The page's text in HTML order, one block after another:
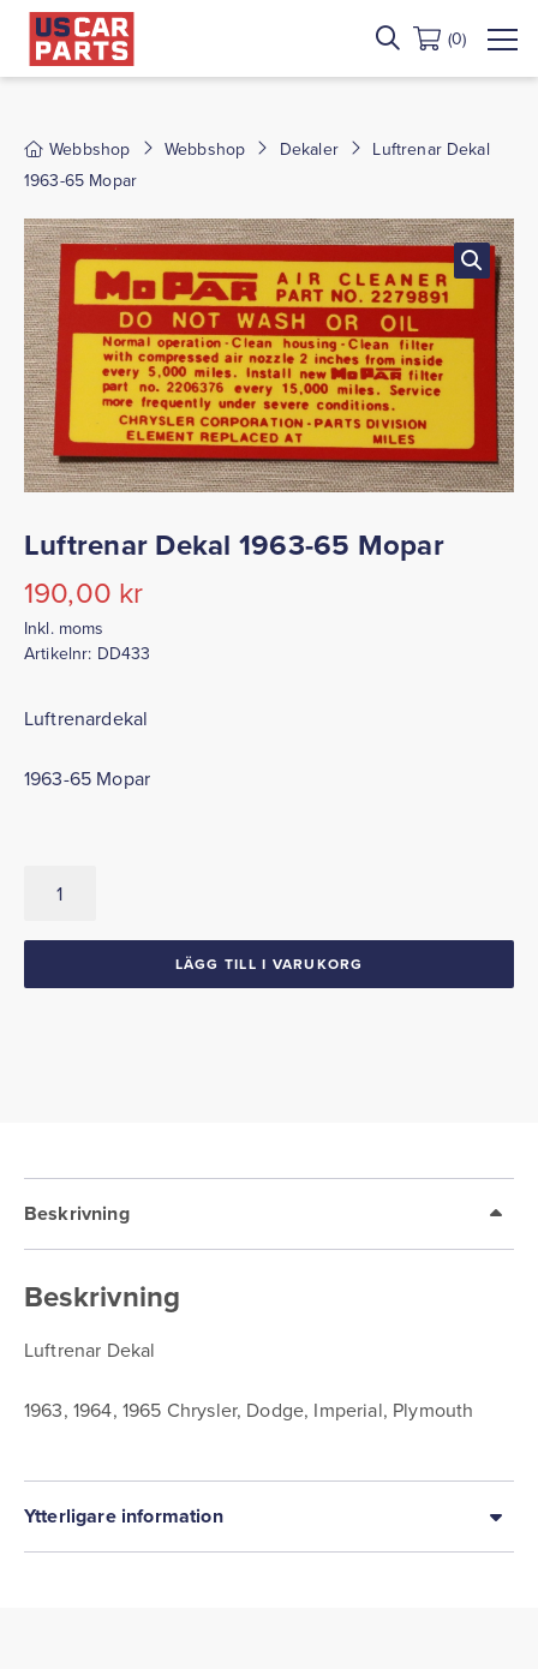
(0)
Webbshop Webbshop Dekaler
Luftrenar Dekal
1963-65 Mopar
Luftrenar Dekal 1963-65 Mopar
190,00 kr
Inkl. moms
Artikelnr: DD433
Luftrenardekal
1963-65 Mopar
Dekal
LÄGG TILL I VARUKORG
Beskrivning
Beskrivning
Luftrenar Dekal
1963, 1964, 1965 Chrysler, Dodge, Imperial, Plymouth
Ytterligare information